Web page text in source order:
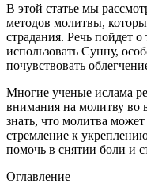
В этой статье мы
методов молитвы,
страдания. Речь пойдет
использовать Сунну,
почувствовать
Многие ученые ислама
внимания на молитву во
знать, что молитва
стремление к
помочь в снятии боли и
Оглавление